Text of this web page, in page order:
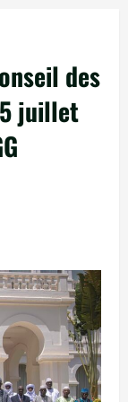
des
juillet